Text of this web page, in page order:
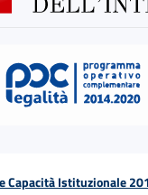
Capacità Istituzionale